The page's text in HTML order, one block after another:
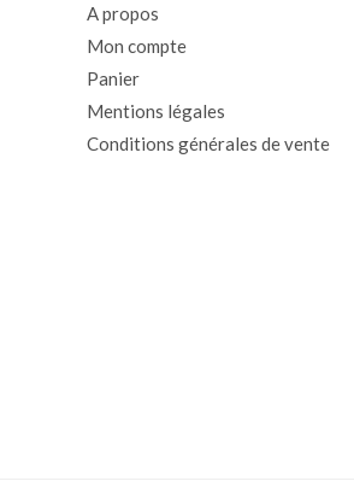
A propos
Mon compte
Panier
Mentions légales
Conditions générales de vente